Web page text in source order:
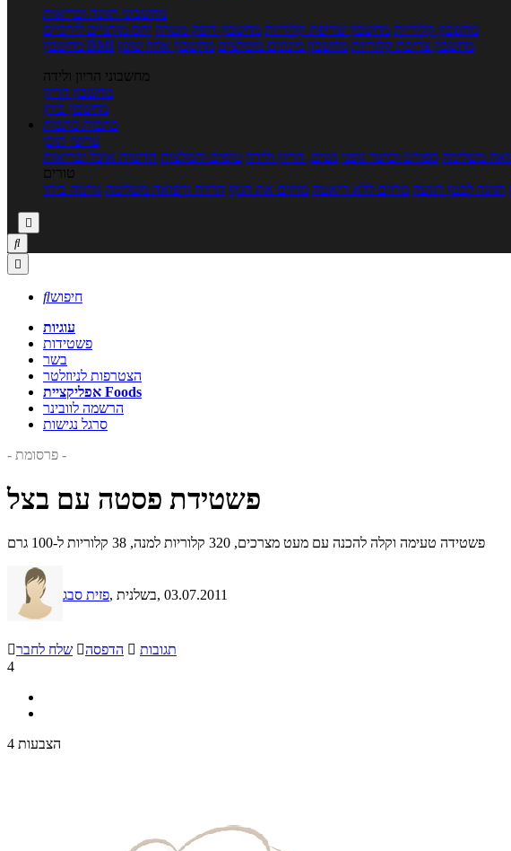
מחשבוני תזונה ובריאות
מחשבון קלוריות מחשבון שריפת קלוריות מחשבון דופק מטרה יחס מותניים לירכיים
מחשבון BMI
מחשבון צריכת קלוריות מחשבון מינונים מומלצים מחשבון אחוז שומן
מחשבוני הריון ולידה
מחשבון הריון
מחשבון ביוץ
כתבות כתבות
ערוצי תוכן
משלימה ספורט וכושר גופני נשים, הריון ולידה טיפים והמלצות חדשות אוכל ובריאות
טורים
תזונה לבטן רגועה מרזים ללא דיאטה מזיזים את הגוף הרזיה ורפואה משלימה גורמה ביתי



חיפוש
עוגיות
פשטידות
בשר
הצטרפות לניוזלטר
אפליקציית Foods
הרשמה לוובינר
סרגל נגישות
- פרסומת -
פשטידת פסטה עם בצל
פשטידה טעימה וקלה להכנה עם מעט מצרכים, 320 קלוריות למנה, 38 קלוריות ל-100 גרם
פזית סבג , בשלנית, 03.07.2011
שלח לחבר הדפסה  תגובות
4
4 הצבעות